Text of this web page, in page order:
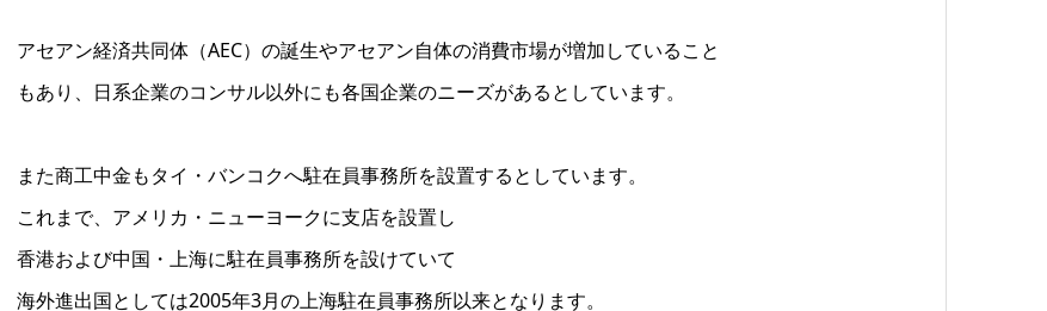
アセアン経済共同体（AEC）の誕生やアセアン自体の消費市場が増加していること
もあり、日系企業のコンサル以外にも各国企業のニーズがあるとしています。
また商工中金もタイ・バンコクへ駐在員事務所を設置するとしています。
これまで、アメリカ・ニューヨークに支店を設置し
香港および中国・上海に駐在員事務所を設けていて
海外進出国としては2005年3月の上海駐在員事務所以来となります。